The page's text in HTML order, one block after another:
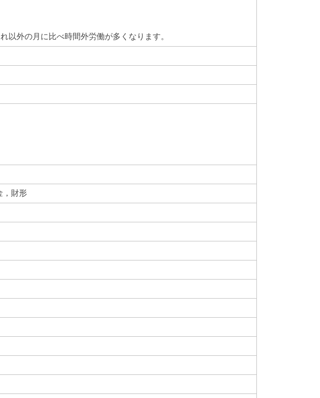
以外の月に比べ時間外労働が多くなります。
，財形